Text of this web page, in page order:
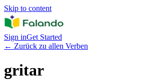
Skip to content
Sign inGet Started
← Zurück zu allen Verben
gritar